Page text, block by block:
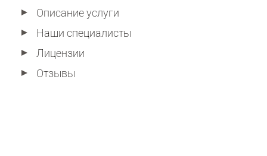
Описание услуги
Наши специалисты
Лицензии
Отзывы